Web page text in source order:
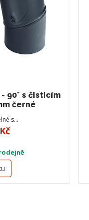
90° s čistícím
černé
s…